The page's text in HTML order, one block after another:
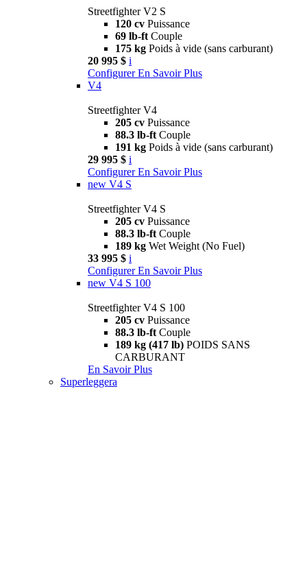
Streetfighter V2 S
120 cv Puissance
69 lb-ft Couple
175 kg Poids à vide (sans carburant)
20 995 $ i
Configurer En Savoir Plus
V4
Streetfighter V4
205 cv Puissance
88.3 lb-ft Couple
191 kg Poids à vide (sans carburant)
29 995 $ i
Configurer En Savoir Plus
new V4 S
Streetfighter V4 S
205 cv Puissance
88.3 lb-ft Couple
189 kg Wet Weight (No Fuel)
33 995 $ i
Configurer En Savoir Plus
new V4 S 100
Streetfighter V4 S 100
205 cv Puissance
88.3 lb-ft Couple
189 kg (417 lb) POIDS SANS
CARBURANT
En Savoir Plus
Superleggera